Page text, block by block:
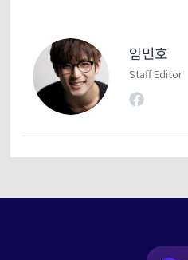
임민호
Staff Editor